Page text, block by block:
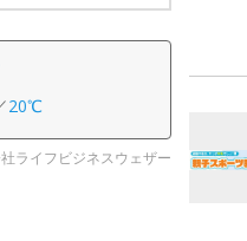
20℃
ライフビジネスウェザー